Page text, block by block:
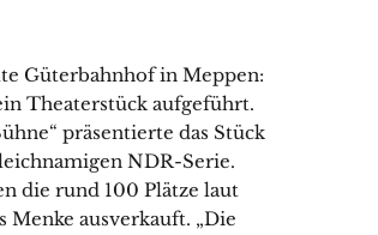
Güterbahnhof in Meppen:
Theaterstück aufgeführt.
präsentierte das Stück
NDR-Serie.
die rund 100 Plätze laut
Menke ausverkauft. „Die